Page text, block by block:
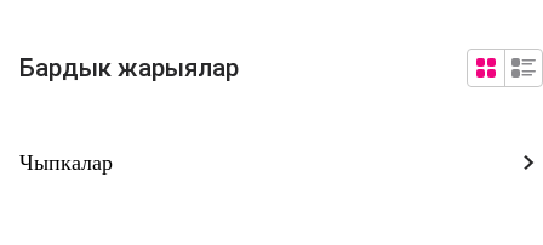
Бардык жарыялар
Чыпкалар